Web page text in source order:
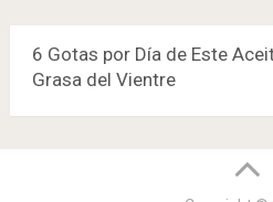
6 Gotas por Día de Este
Grasa del Vientre